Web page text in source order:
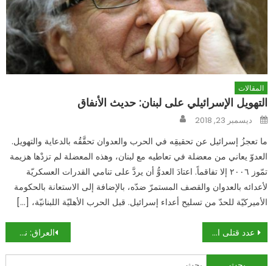
المقالات
التهويل الإسرائيلي على لبنان: حديث الأنفاق
Posted
onديسمبر 23, 2018
ما تعجزُ إسرائيل عن تحقيقِه في الحرب والعدوان تحقَّقُه بالدعاية والتهويل.
العدوّ يعاني من معضلة في تعاطيه مع لبنان، وهذه المعضلة لم تزدْها هزيمة
تمّوز ٢٠٠٦ إلا تفاقماً. اعتادَ العدوُّ أن يردَّ على تنامي القدرات العسكريّة
لأعدائه بالعدوان والقصف المستمرّ ضدّه، بالإضافة إلى الاستعانة بالحكومة
الأميركيّة للحدّ من تسليح أعداء إسرائيل. قبل الحرب الأهليّة اللبنانيّة، […]
تصفّح
المقالات
العراق: نحو أزمة مفتوحة عدد قتلى الاحتجاجات في العراق بلغ 65 شخصا ودعوات لانتخابات مبكرة
البحث